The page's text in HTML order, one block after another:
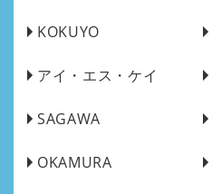
KOKUYO
アイ・エス・ケイ
SAGAWA
OKAMURA